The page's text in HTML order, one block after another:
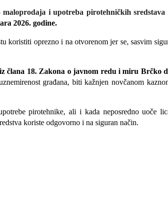
maloprodaja i upotreba pirotehničkih
2026. godine.
koristiti oprezno i na otvorenom jer se, sasvim
člana 18. Zakona o javnom redu i miru Brčko
građana, biti kažnjen novčanom
pirotehnike, ali i kada neposredno uoče
koriste odgovorno i na siguran način.